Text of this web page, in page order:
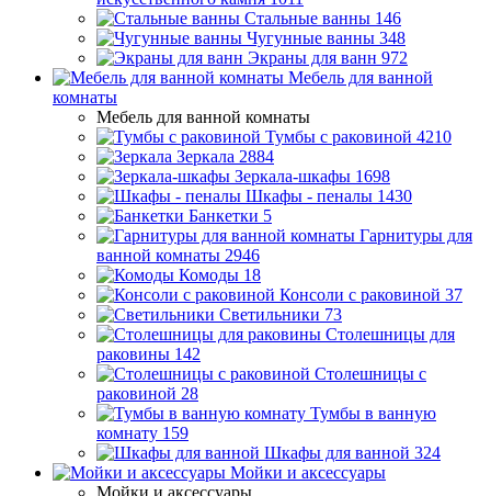
Стальные ванны 146
Чугунные ванны 348
Экраны для ванн 972
Мебель для ванной
комнаты
Мебель для ванной комнаты
Тумбы с раковиной 4210
Зеркала 2884
Зеркала-шкафы 1698
Шкафы - пеналы 1430
Банкетки 5
Гарнитуры для
ванной комнаты 2946
Комоды 18
Консоли с раковиной 37
Светильники 73
Столешницы для
раковины 142
Столешницы с
раковиной 28
Тумбы в ванную
комнату 159
Шкафы для ванной 324
Мойки и аксессуары
Мойки и аксессуары